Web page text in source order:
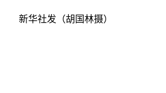
新华社发（胡国林摄）